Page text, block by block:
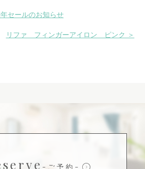
セールのお知らせ
リファ フィンガーアイロン ピンク ＞
-ご予約-